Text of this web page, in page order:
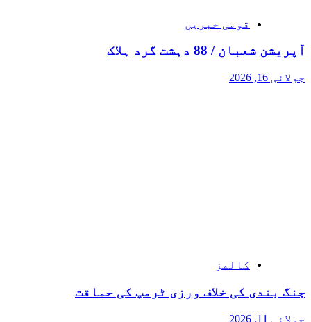
قومی خبریں
آپریشن شعبان / 88 دہشت گرد ہلاک
جولائی 16, 2026
کالمز
جنگ بندی کی خلاف ورزی ٹرمپ کی حماقت
جولائی 11, 2026